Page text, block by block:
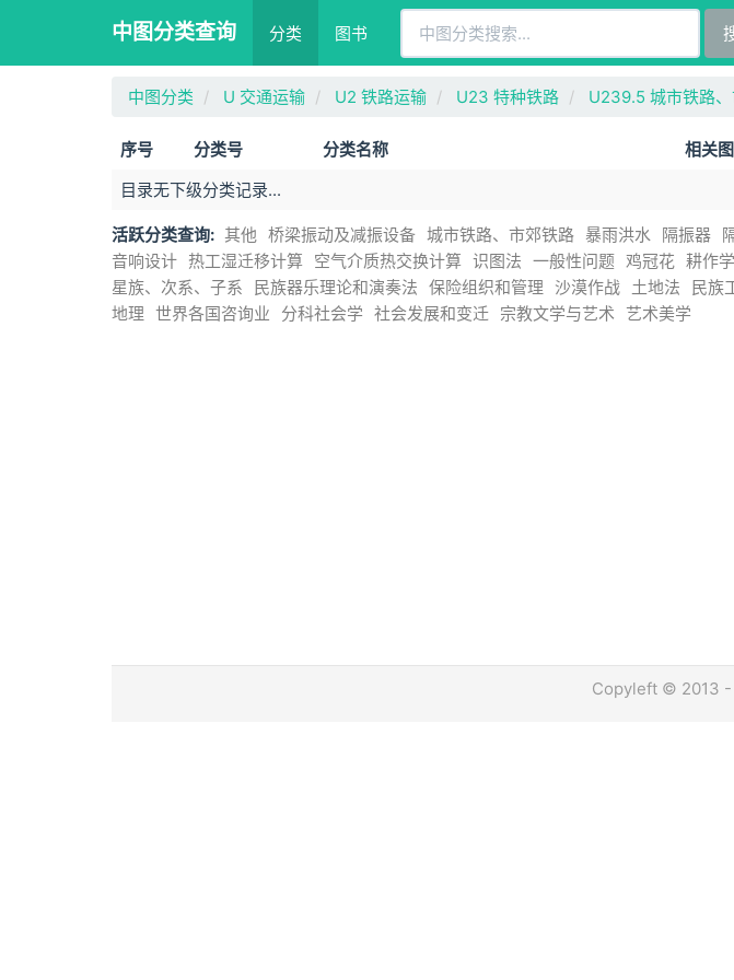
中图分类查询 分类 图书
中图分类 U 交通运输 U2 铁路运输 U23 特种铁路 U239.5 城市铁路
序号 分类号 分类名称
相关
目录无下级分类记录...
活跃分类查询: 其他 桥梁振动及减振设备 城市铁路、市郊铁路 暴雨洪水 隔振器
音响设计 热工湿迁移计算 空气介质热交换计算 识图法 一般性问题 鸡冠花 耕作
星族、次系、子系
民族器乐理论和演奏法 保险组织和管理 沙漠作战 土地法 民族
地理 世界各国咨询业 分科社会学 社会发展和变迁 宗教文学与艺术 艺术美学
Copyleft © 2013